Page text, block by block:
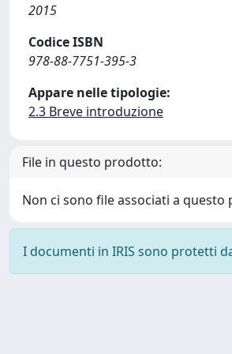
2015
Codice ISBN
978-88-7751-395-3
Appare nelle tipologie:
2.3 Breve introduzione
File in questo prodotto:
Non ci sono file associati a questo
I documenti in IRIS sono protetti